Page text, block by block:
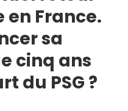
en France.
sa
cinq ans
du PSG ?